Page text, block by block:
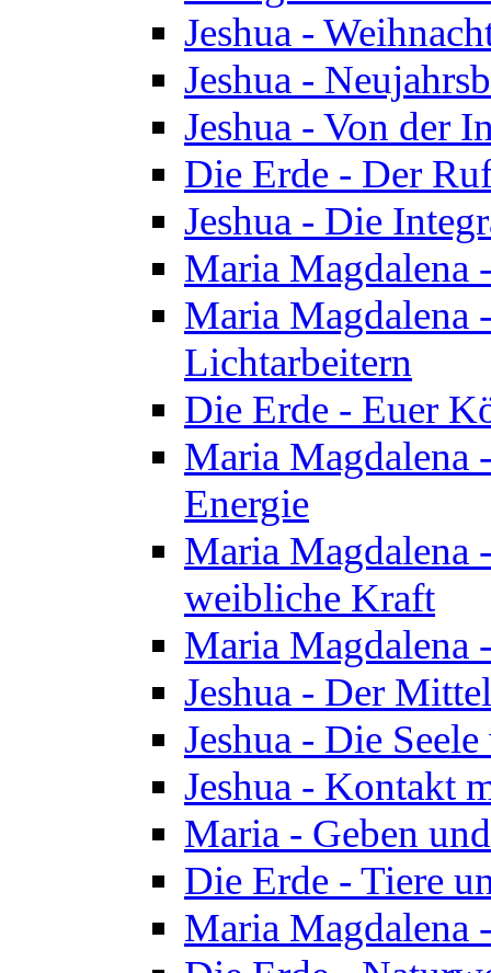
Jeshua -
Jeshua -
Jeshua - Von der
Die Erde - Der
Jeshua - Die
Maria Magdalena
Maria Magdalena
Lichtarbeitern
Die Erde - Euer
Maria Magdalena
Energie
Maria Magdalena
weibliche Kraft
Maria Magdalena
Jeshua - Der
Jeshua - Die
Jeshua - Kontakt
Maria - Geben
Die Erde - Tiere
Maria Magdalena